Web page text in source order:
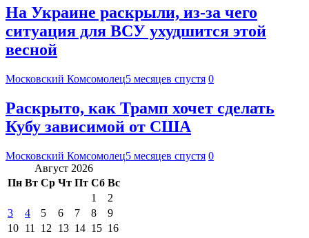
На Украине раскрыли, из-за чего
ситуация для ВСУ ухудшится этой
весной
Московский Комсомолец5 месяцев спустя 0
Раскрыто, как Трамп хочет сделать
Кубу зависимой от США
Московский Комсомолец5 месяцев спустя 0
Август 2026
Пн Вт Ср Чт Пт Сб Вс
1
2
3
4 5 6 7 8
9
10 11 12 13 14 15 16